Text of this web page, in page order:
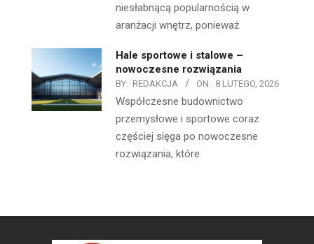
niesłabnącą popularnością w
aranżacji wnętrz, ponieważ
Hale sportowe i stalowe –
nowoczesne rozwiązania
BY: REDAKCJA ON: 8 LUTEGO, 2026
Współczesne budownictwo
przemysłowe i sportowe coraz
częściej sięga po nowoczesne
rozwiązania, które